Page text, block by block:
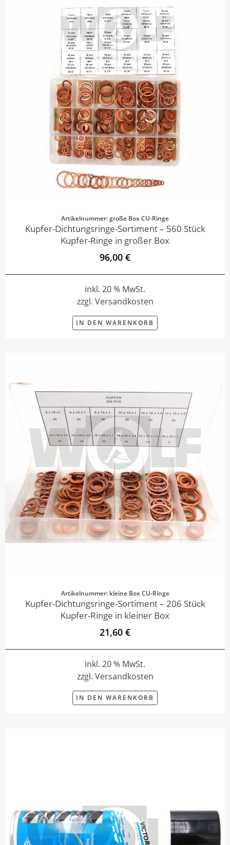
Artikelnummer: große Box CU-Ringe
Kupfer-Dichtungsringe-Sortiment – 560 Stück
Kupfer-Ringe in großer Box
96,00 €
inkl. 20 % MwSt.
zzgl. Versandkosten
IN DEN WARENKORB
Artikelnummer: kleine Box CU-Ringe
Kupfer-Dichtungsringe-Sortiment – 206 Stück
Kupfer-Ringe in kleiner Box
21,60 €
inkl. 20 % MwSt.
zzgl. Versandkosten
IN DEN WARENKORB